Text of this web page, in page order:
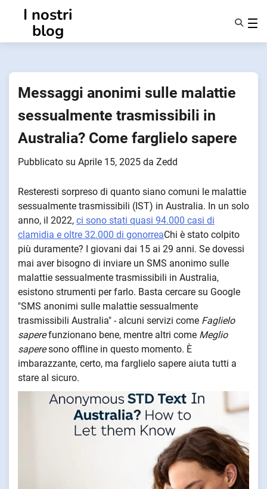
contenuto
I nostri
blog
Chi Siamo
Messaggi anonimi sulle malattie
sessualmente trasmissibili in
Australia? Come farglielo sapere
Pubblicato su Aprile 15, 2025 da Zedd
Resteresti sorpreso di quanto siano comuni le malattie
sessualmente trasmissibili (IST) in Australia. In un solo
anno, il 2022, ci sono stati quasi 94.000 casi di
clamidia e oltre 32.000 di gonorreaChi è stato colpito
più duramente? I giovani dai 15 ai 29 anni. Se dovessi
mai aver bisogno di inviare un SMS anonimo sulle
malattie sessualmente trasmissibili in Australia,
esistono strumenti per farlo. Basta cercare su Google
"SMS anonimi sulle malattie sessualmente
trasmissibili Australia" - alcuni servizi come Faglielo
saperefunzionano bene, mentre altri come Meglio
saperesono offline in questo momento. È
imbarazzante, certo, ma farglielo sapere aiuta tutti a
stare al sicuro.